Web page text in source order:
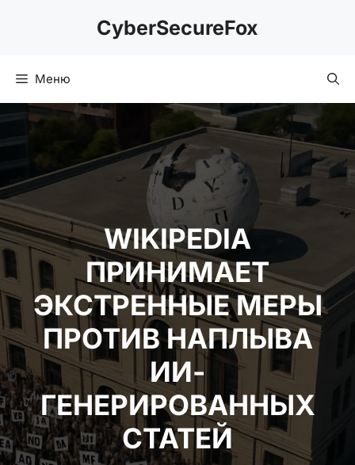
CyberSecureFox
Меню
WIKIPEDIA
ПРИНИМАЕТ
ЭКСТРЕННЫЕ МЕРЫ
ПРОТИВ НАПЛЫВА
ИИ-
ГЕНЕРИРОВАННЫХ
СТАТЕЙ